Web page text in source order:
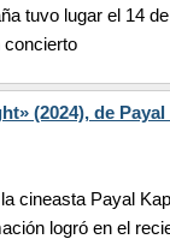
tuvo lugar el 14
concierto
(2024), de
cineasta Payal
logró en el